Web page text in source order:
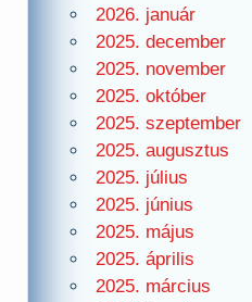
2026. január
2025. december
2025. november
2025. október
2025. szeptember
2025. augusztus
2025. július
2025. június
2025. május
2025. április
2025. március